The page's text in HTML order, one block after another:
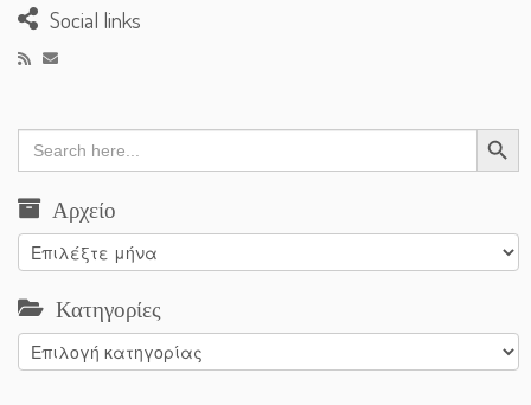
Social links
Search
for:
Search Button
Αρχείο
Αρχείο
Κατηγορίες
Κατηγορίες